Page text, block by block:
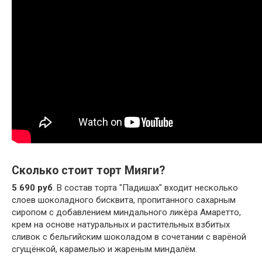
Сколько стоит торт Мияги?
5 690 руб. В состав торта "Падишах" входит несколько
слоев шоколадного бисквита, пропитанного сахарным
сиропом с добавлением миндального ликёра Амаретто,
крем на основе натуральных и растительных взбитых
сливок с бельгийским шоколадом в сочетании с варёной
сгущёнкой, карамелью и жареным миндалём.